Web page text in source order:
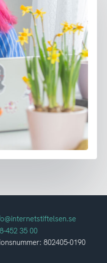
452 35 00
802405-0190